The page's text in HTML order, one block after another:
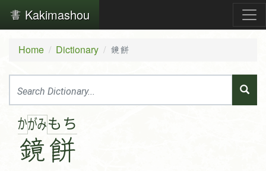
Kakimashou
Home Dictionary 鏡餅
かがみ
鏡
も ち
餅